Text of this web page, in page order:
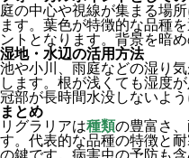
庭の中心や視線が集まる場
ます。葉色が特徴的な品種
ントとなります。背景を暗
湿地・水辺の活用方法
池や小川、雨庭などの湿り
します。根が浅くても湿度
冠部が長時間水没しないよ
まとめ
リグラリアは種類の豊富さ
す。代表的な品種の特徴と
の鍵です。病害虫の予防も